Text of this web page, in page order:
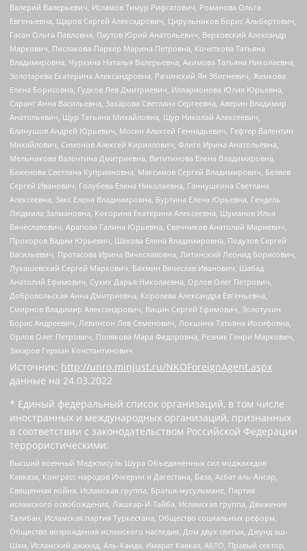
Валерий Валерьевич, Исламов Тимур Рифгатович, Романова Ольга
Евгеньевна, Щаров Сергей Алексадрович, Цирульников Борис Альбертович,
Гасан Ольга Павловна, Паутов Юрий Анатольевич, Верховский Александр
Маркович, Пислакова-Паркер Марина Петровна, Кочеткова Татьяна
Владимировна, Чуркина Наталья Валерьевна, Акимова Татьяна Николаевна,
Золотарева Екатерина Александровна, Рачинский Ян Збигневич, Жемкова
Елена Борисовна, Гудков Лев Дмитриевич, Илларионова Юлия Юрьевна,
Саранг Анна Васильевна, Захарова Светлана Сергеевна, Аверин Владимир
Анатольевич, Щур Татьяна Михайловна, Щур Николай Алексеевич,
Блинушов Андрей Юрьевич, Мосин Алексей Геннадьевич, Гефтер Валентин
Михайлович, Симонов Алексей Кириллович, Флиге Ирина Анатольевна,
Мельникова Валентина Дмитриевна, Вититинова Елена Владимировна,
Баженова Светлана Куприяновна, Максимов Сергей Владимирович, Беляев
Сергей Иванович, Голубева Елена Николаевна, Ганнушкина Светлана
Алексеевна, Закс Елена Владимировна, Буртина Елена Юрьевна, Гендель
Людмила Залмановна, Кокорина Екатерина Алексеевна, Шуманов Илья
Вячеславович, Арапова Галина Юрьевна, Свечников Анатолий Мариевич,
Прохоров Вадим Юрьевич, Шахова Елена Владимировна, Подузов Сергей
Васильевич, Протасова Ирина Вячеславовна, Литинский Леонид Борисович,
Лукашевский Сергей Маркович, Бахмин Вячеслав Иванович, Шабад
Анатолий Ефимович, Сухих Дарья Николаевна, Орлов Олег Петрович,
Добровольская Анна Дмитриевна, Королева Александра Евгеньевна,
Смирнов Владимир Александрович, Вицин Сергей Ефимович, Золотухин
Борис Андреевич, Левинсон Лев Семенович, Локшина Татьяна Иосифовна,
Орлов Олег Петрович, Полякова Мара Федоровна, Резник Генри Маркович,
Захаров Герман Константинович
Источник: http://unro.minjust.ru/NKOForeignAgent.aspx
данные на 24.03.2022
* Единый федеральный список организаций, в том числе
иностранных и международных организаций, признанных
в соответствии с законодательством Российской Федерации
террористическими:
Высший военный Маджлисуль Шура Объединенных сил моджахедов
Кавказа, Конгресс народов Ичкерии и Дагестана, База, Асбат аль-Ансар,
Священная война, Исламская группа, Братья-мусульмане, Партия
исламского освобождения, Лашкар-И-Тайба, Исламская группа, Движение
Талибан, Исламская партия Туркестана, Общество социальных реформ,
Общество возрождения исламского наследия, Дом двух святых, Джунд аш-
Шам, Исламский джихад, Аль-Каида, Имарат Кавказ, АБТО, Правый сектор,